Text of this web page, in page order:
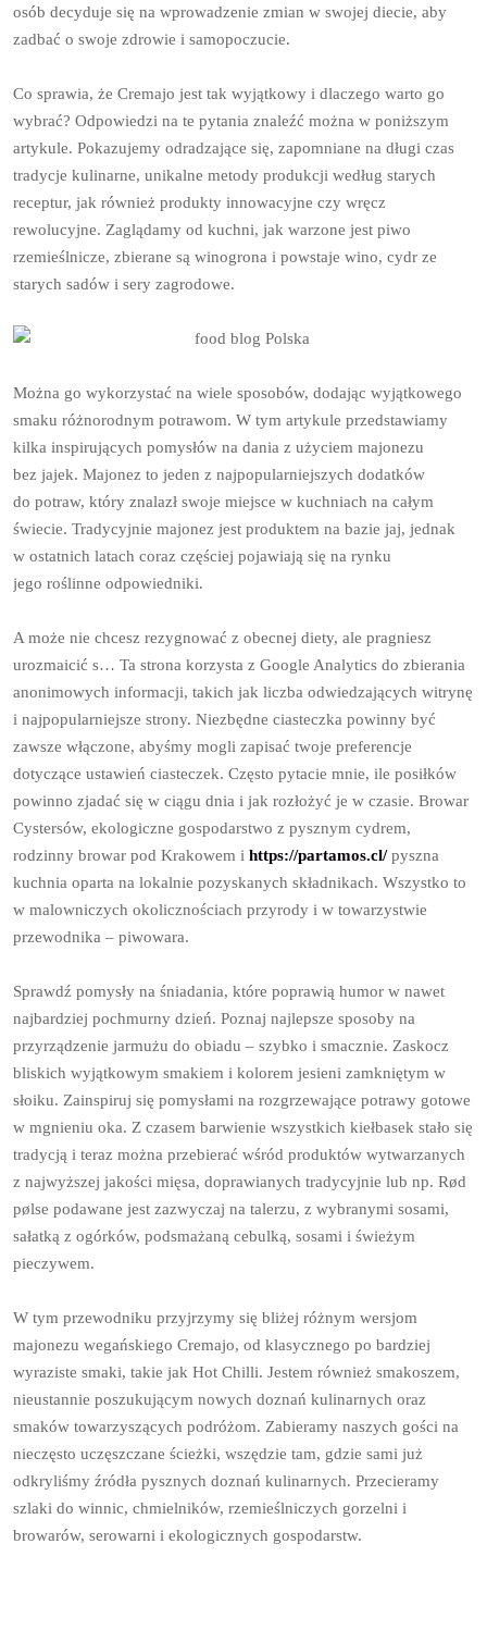
osób decyduje się na wprowadzenie zmian w swojej diecie, aby
zadbać o swoje zdrowie i samopoczucie.
Co sprawia, że Cremajo jest tak wyjątkowy i dlaczego warto go
wybrać? Odpowiedzi na te pytania znaleźć można w poniższym
artykule. Pokazujemy odradzające się, zapomniane na długi czas
tradycje kulinarne, unikalne metody produkcji według starych
receptur, jak również produkty innowacyjne czy wręcz
rewolucyjne. Zaglądamy od kuchni, jak warzone jest piwo
rzemieślnicze, zbierane są winogrona i powstaje wino, cydr ze
starych sadów i sery zagrodowe.
Można go wykorzystać na wiele sposobów, dodając wyjątkowego
smaku różnorodnym potrawom. W tym artykule przedstawiamy
kilka inspirujących pomysłów na dania z użyciem majonezu
bez jajek. Majonez to jeden z najpopularniejszych dodatków
do potraw, który znalazł swoje miejsce w kuchniach na całym
świecie. Tradycyjnie majonez jest produktem na bazie jaj, jednak
w ostatnich latach coraz częściej pojawiają się na rynku
jego roślinne odpowiedniki.
A może nie chcesz rezygnować z obecnej diety, ale pragniesz
urozmaicić s… Ta strona korzysta z Google Analytics do zbierania
anonimowych informacji, takich jak liczba odwiedzających witrynę
i najpopularniejsze strony. Niezbędne ciasteczka powinny być
zawsze włączone, abyśmy mogli zapisać twoje preferencje
dotyczące ustawień ciasteczek. Często pytacie mnie, ile posiłków
powinno zjadać się w ciągu dnia i jak rozłożyć je w czasie. Browar
Cystersów, ekologiczne gospodarstwo z pysznym cydrem,
rodzinny browar pod Krakowem i https://partamos.cl/pyszna
kuchnia oparta na lokalnie pozyskanych składnikach. Wszystko to
w malowniczych okolicznościach przyrody i w towarzystwie
przewodnika – piwowara.
Sprawdź pomysły na śniadania, które poprawią humor w nawet
najbardziej pochmurny dzień. Poznaj najlepsze sposoby na
przyrządzenie jarmużu do obiadu – szybko i smacznie. Zaskocz
bliskich wyjątkowym smakiem i kolorem jesieni zamkniętym w
słoiku. Zainspiruj się pomysłami na rozgrzewające potrawy gotowe
w mgnieniu oka. Z czasem barwienie wszystkich kiełbasek stało się
tradycją i teraz można przebierać wśród produktów wytwarzanych
z najwyższej jakości mięsa, doprawianych tradycyjnie lub np. Rød
pølse podawane jest zazwyczaj na talerzu, z wybranymi sosami,
sałatką z ogórków, podsmażaną cebulką, sosami i świeżym
pieczywem.
W tym przewodniku przyjrzymy się bliżej różnym wersjom
majonezu wegańskiego Cremajo, od klasycznego po bardziej
wyraziste smaki, takie jak Hot Chilli. Jestem również smakoszem,
nieustannie poszukującym nowych doznań kulinarnych oraz
smaków towarzyszących podróżom. Zabieramy naszych gości na
nieczęsto uczęszczane ścieżki, wszędzie tam, gdzie sami już
odkryliśmy źródła pysznych doznań kulinarnych. Przecieramy
szlaki do winnic, chmielników, rzemieślniczych gorzelni i
browarów, serowarni i ekologicznych gospodarstw.